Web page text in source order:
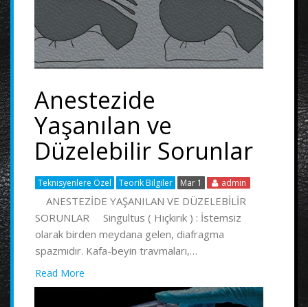
Anestezide
Yaşanılan ve
Düzelebilir Sorunlar
Teknisyenlere Özel Teorik Bilgiler Mar 1 admin
ANESTEZİDE YAŞANILAN VE DÜZELEBİLİR
SORUNLAR Singultus ( Hıçkırık ) : İstemsiz
olarak birden meydana gelen, diafragma
spazmıdır. Kafa-beyin travmaları,…
Read More